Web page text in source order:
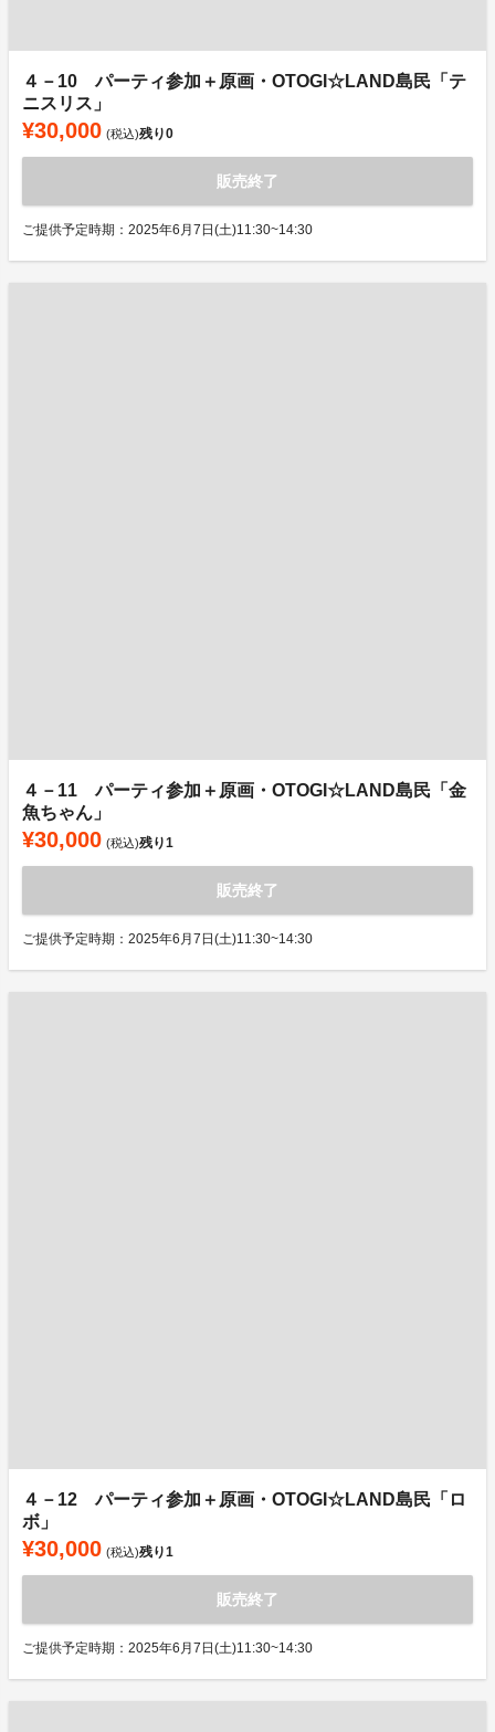
４－10 パーティ参加＋原画・OTOGI☆LAND島民「テ
ニスリス」
¥30,000 (税込)残り0
販売終了
ご提供予定時期：2025年6月7日(土)11:30~14:30
４－11 パーティ参加＋原画・OTOGI☆LAND島民「金
魚ちゃん」
¥30,000 (税込)残り1
販売終了
ご提供予定時期：2025年6月7日(土)11:30~14:30
４－12 パーティ参加＋原画・OTOGI☆LAND島民「ロ
ボ」
¥30,000 (税込)残り1
販売終了
ご提供予定時期：2025年6月7日(土)11:30~14:30